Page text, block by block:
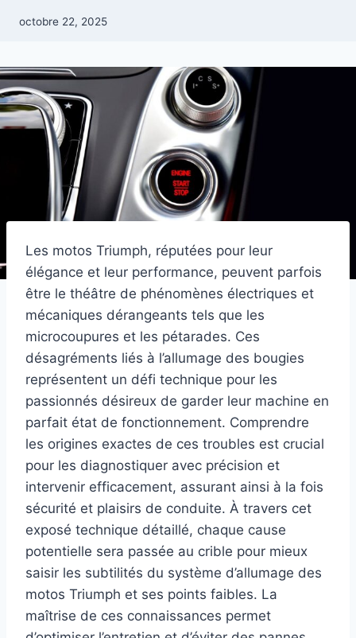
octobre 22, 2025
Les motos Triumph, réputées pour leur
élégance et leur performance, peuvent parfois
être le théâtre de phénomènes électriques et
mécaniques dérangeants tels que les
microcoupures et les pétarades. Ces
désagréments liés à l’allumage des bougies
représentent un défi technique pour les
passionnés désireux de garder leur machine en
parfait état de fonctionnement. Comprendre
les origines exactes de ces troubles est crucial
pour les diagnostiquer avec précision et
intervenir efficacement, assurant ainsi à la fois
sécurité et plaisirs de conduite. À travers cet
exposé technique détaillé, chaque cause
potentielle sera passée au crible pour mieux
saisir les subtilités du système d’allumage des
motos Triumph et ses points faibles. La
maîtrise de ces connaissances permet